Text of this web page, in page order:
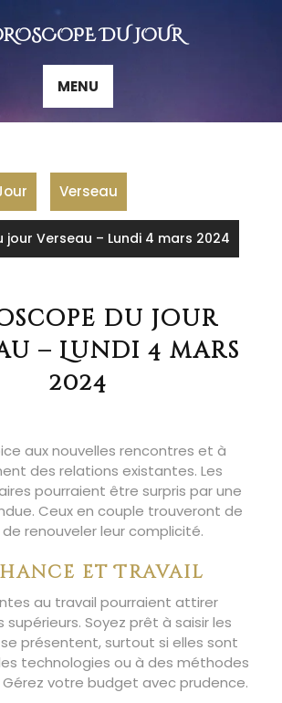
DU JOUR
MENU
Verseau
jour Verseau – Lundi 4 mars 2024
du jour
– Lundi 4 mars
2024
aux nouvelles rencontres et à
des relations existantes. Les
pourraient être surpris par une
Ceux en couple trouveront de
renouveler leur complicité.
et Travail
au travail pourraient attirer
Soyez prêt à saisir les
présentent, surtout si elles sont
technologies ou à des méthodes
votre budget avec prudence.